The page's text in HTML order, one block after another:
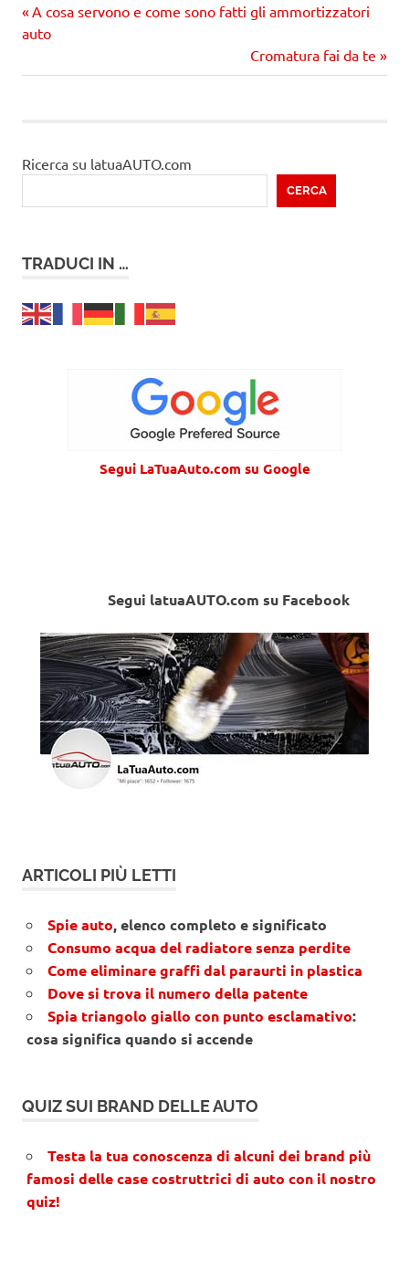
Navigazione
Precedente
articolo:
A cosa servono e come sono fatti gli ammortizzatori
auto
Prossimo
articolo
Cromatura fai da te
Ricerca su latuaAUTO.com
CERCA
TRADUCI IN …
Segui LaTuaAuto.com su Google
Segui latuaAUTO.com su Facebook
ARTICOLI PIÙ LETTI
Spie auto, elenco completo e significato
Consumo acqua del radiatore senza perdite
Come eliminare graffi dal paraurti in plastica
Dove si trova il numero della patente
Spia triangolo giallo con punto esclamativo:
cosa significa quando si accende
QUIZ SUI BRAND DELLE AUTO
Testa la tua conoscenza di alcuni dei brand più
famosi delle case costruttrici di auto con il nostro
quiz!